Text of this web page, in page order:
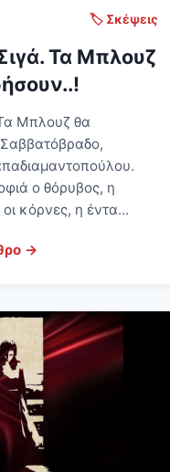
🏷️ Σκέψεις
Τα Μπλουζ
Μπλουζ θα
ο θόρυβος, η
κόρνες, η έντα...
→